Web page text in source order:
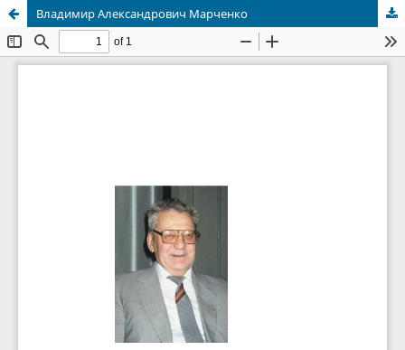
Владимир Александрович Марченко